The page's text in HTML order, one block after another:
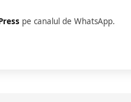
pe canalul de WhatsApp.